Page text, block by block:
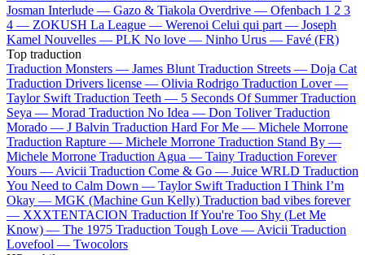
Josman Interlude — Gazo & Tiakola Overdrive — Ofenbach 1 2 3
4 — ZOKUSH La League — Werenoi Celui qui part — Joseph
Kamel Nouvelles — PLK No love — Ninho Urus — Favé (FR)
Top traduction
Traduction Monsters — James Blunt Traduction Streets — Doja Cat
Traduction Drivers license — Olivia Rodrigo Traduction Lover —
Taylor Swift Traduction Teeth — 5 Seconds Of Summer Traduction
Seya — Morad Traduction No Idea — Don Toliver Traduction
Morado — J Balvin Traduction Hard For Me — Michele Morrone
Traduction Rapture — Michele Morrone Traduction Stand By —
Michele Morrone Traduction Agua — Tainy Traduction Forever
Yours — Avicii Traduction Come & Go — Juice WRLD Traduction
You Need to Calm Down — Taylor Swift Traduction I Think I’m
Okay — MGK (Machine Gun Kelly) Traduction bad vibes forever
— XXXTENTACION Traduction If You're Too Shy (Let Me
Know) — The 1975 Traduction Tough Love — Avicii Traduction
Lovefool — Twocolors